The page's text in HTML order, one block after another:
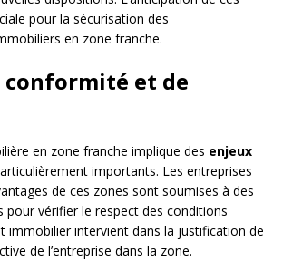
pour la sécurisation des
en zone franche.
conformité et de
en zone franche implique des enjeux
importants. Les entreprises
de ces zones sont soumises à des
pour vérifier le respect des conditions
immobilier intervient dans la justification de
de l’entreprise dans la zone.